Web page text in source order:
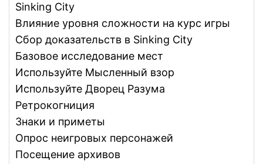
Sinking City
Влияние уровня сложности на курс игры
Сбор доказательств в Sinking City
Базовое исследование мест
Используйте Мысленный взор
Используйте Дворец Разума
Ретрокогниция
Знаки и приметы
Опрос неигровых персонажей
Посещение архивов